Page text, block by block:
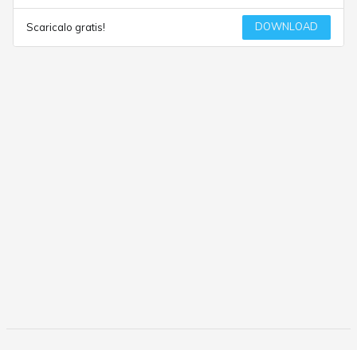
Scaricalo gratis! DOWNLOAD